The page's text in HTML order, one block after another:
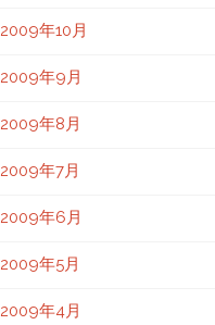
2009年10月
2009年9月
2009年8月
2009年7月
2009年6月
2009年5月
2009年4月